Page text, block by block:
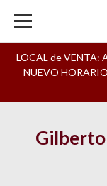
LOCAL de VENTA:
NUEVO